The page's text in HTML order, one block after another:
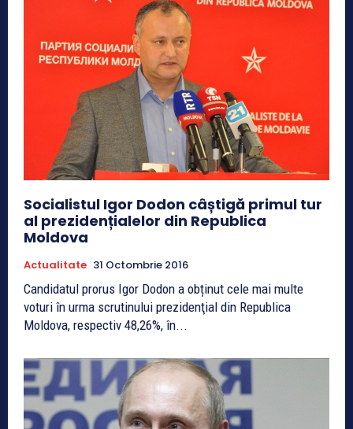
Socialistul Igor Dodon câștigă primul tur
al prezidențialelor din Republica
Moldova
Actualitate 31 Octombrie 2016
Candidatul prorus Igor Dodon a obținut cele mai multe
voturi în urma scrutinului prezidenţial din Republica
Moldova, respectiv 48,26%, în...